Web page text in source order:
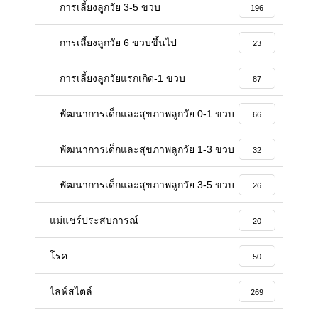
การเลี้ยงลูกวัย 3-5 ขวบ 196
การเลี้ยงลูกวัย 6 ขวบขึ้นไป 23
การเลี้ยงลูกวัยแรกเกิด-1 ขวบ 87
พัฒนาการเด็กและสุขภาพลูกวัย 0-1 ขวบ 66
พัฒนาการเด็กและสุขภาพลูกวัย 1-3 ขวบ 32
พัฒนาการเด็กและสุขภาพลูกวัย 3-5 ขวบ 26
แม่แชร์ประสบการณ์ 20
โรค 50
ไลฟ์สไตล์ 269